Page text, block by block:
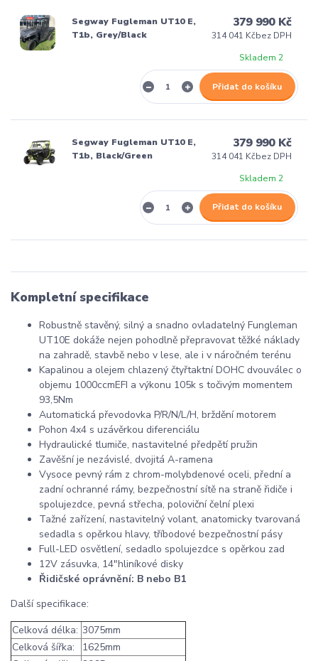
Segway Fugleman UT10 E,
T1b, Grey/Black
379 990 Kč
314 041 Kčbez DPH
Skladem 2
Přidat do košíku
Segway Fugleman UT10 E,
T1b, Black/Green
379 990 Kč
314 041 Kčbez DPH
Skladem 2
Přidat do košíku
Kompletní specifikace
Robustně stavěný, silný a snadno ovladatelný Fungleman
UT10E dokáže nejen pohodlně přepravovat těžké náklady
na zahradě, stavbě nebo v lese, ale i v náročném terénu
Kapalinou a olejem chlazený čtyřtaktní DOHC dvouválec o
objemu 1000ccmEFI a výkonu 105k s točivým momentem
93,5Nm
Automatická převodovka P/R/N/L/H, brždění motorem
Pohon 4x4 s uzávěrkou diferenciálu
Hydraulické tlumiče, nastavitelné předpětí pružin
Zavěšní je nezávislé, dvojitá A-ramena
Vysoce pevný rám z chrom-molybdenové oceli, přední a
zadní ochranné rámy, bezpečnostní sítě na straně řidiče i
spolujezdce, pevná střecha, poloviční čelní plexi
Tažné zařízení, nastavitelný volant, anatomicky tvarovaná
sedadla s opěrkou hlavy, tříbodové bezpečnostní pásy
Full-LED osvětlení, sedadlo spolujezdce s opěrkou zad
12V zásuvka, 14"hliníkové disky
Řidičské oprávnění: B nebo B1
Další specifikace:
Celková délka: 3075mm
Celková šířka:
1625mm